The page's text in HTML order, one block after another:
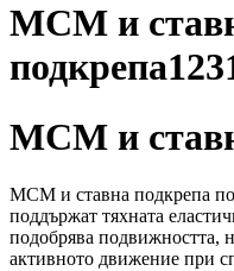
МСМ и
МСМ и
МСМ и ставна подкрепа
поддържат тяхната
подобрява подвижността,
активното движение при